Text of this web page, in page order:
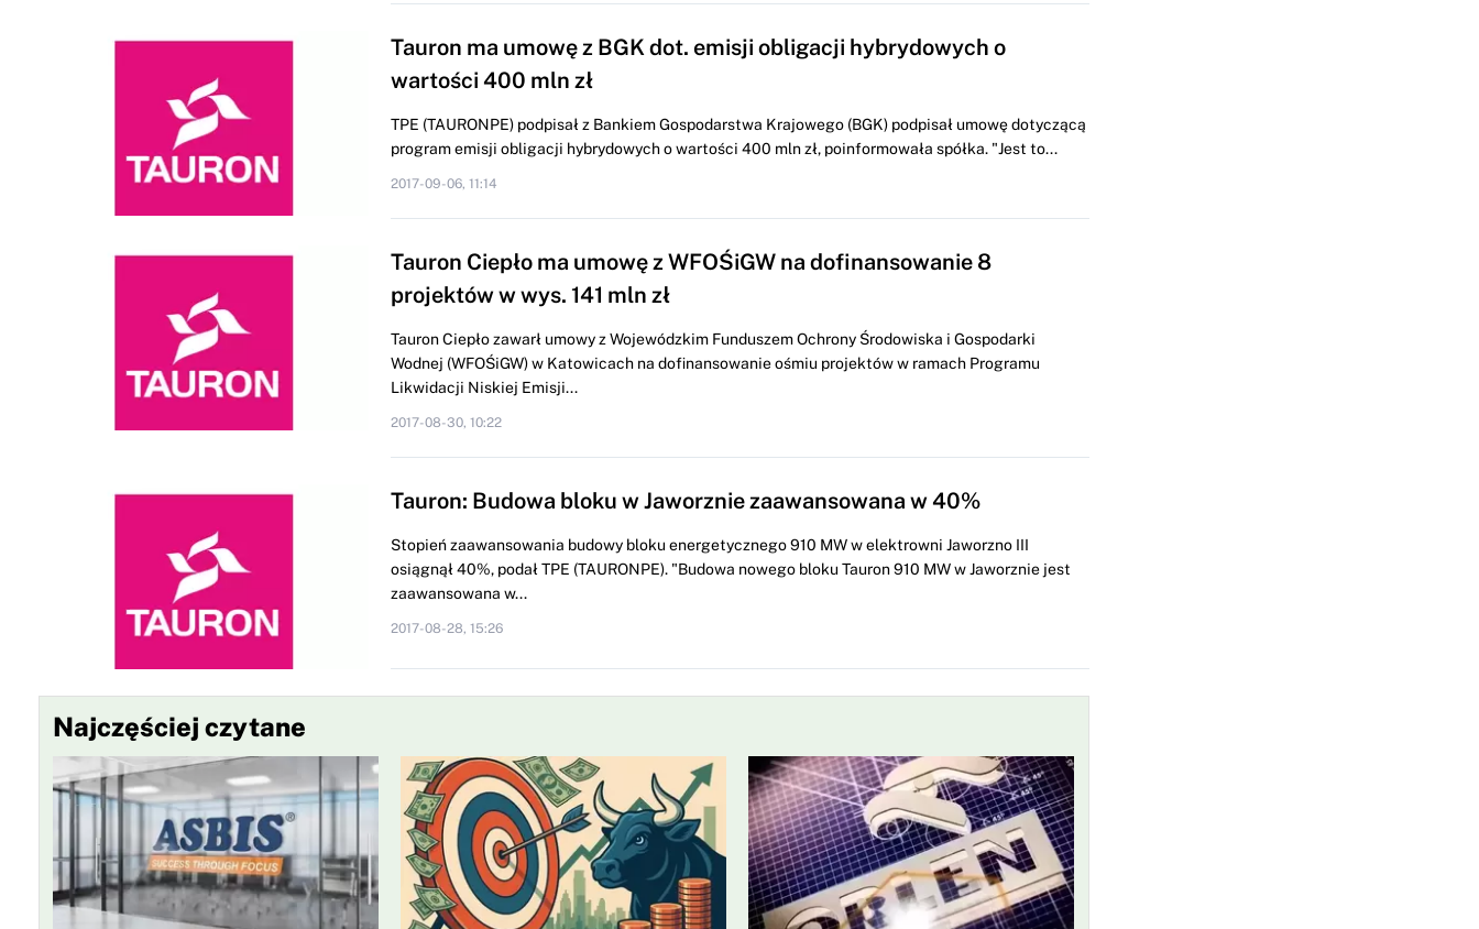
Tauron ma umowę z BGK dot. emisji obligacji hybrydowych o
wartości 400 mln zł
TPE (TAURONPE) podpisał z Bankiem Gospodarstwa Krajowego (BGK) podpisał umowę dotyczącą
program emisji obligacji hybrydowych o wartości 400 mln zł, poinformowała spółka. "Jest to...
2017-09-06, 11:14
Tauron Ciepło ma umowę z WFOŚiGW na dofinansowanie 8
projektów w wys. 141 mln zł
Tauron Ciepło zawarł umowy z Wojewódzkim Funduszem Ochrony Środowiska i Gospodarki
Wodnej (WFOŚiGW) w Katowicach na dofinansowanie ośmiu projektów w ramach Programu
Likwidacji Niskiej Emisji...
2017-08-30, 10:22
Tauron: Budowa bloku w Jaworznie zaawansowana w 40%
Stopień zaawansowania budowy bloku energetycznego 910 MW w elektrowni Jaworzno III
osiągnął 40%, podał TPE (TAURONPE). "Budowa nowego bloku Tauron 910 MW w Jaworznie jest
zaawansowana w...
2017-08-28, 15:26
Najczęściej czytane